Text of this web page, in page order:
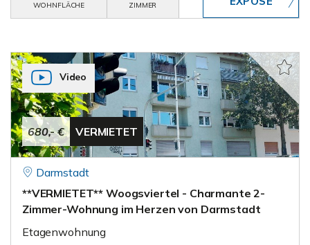
WOHNFLÄCHE
ZIMMER
680,- € VERMIETET
Video
Darmstadt
**VERMIETET** Woogsviertel - Charmante 2-
Zimmer-Wohnung im Herzen von Darmstadt
Etagenwohnung